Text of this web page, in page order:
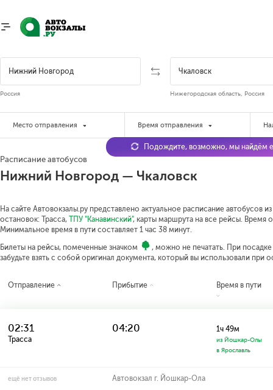
Россия Нижегородская область, Россия
Место отправления Время отправления
Расписание автобусов
Нижний Новгород — Чкаловск
На сайте Автовокзалы.ру представлено актуальное расписание автобусов
остановок: Трасса,
ТПУ "Канавинский", карты маршрута на все рейсы. Время
Минимальное время в пути составляет 1 час 38 минут.
Билеты на рейсы, помеченные значком
, можно не печатать. При
забудьте взять с собой оригинал документа, который вы использовали при
Подождите, возможно, мы найдём
Отправление Прибытие Время в пути
02:31
Трасса
04:20 1ч 49м
из Йошкар-Олы
в Ярославль
ещё нет отзывов Автовокзал г. Йошкар-Ола